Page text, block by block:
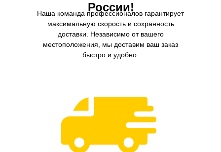
России!
Наша команда профессионалов гарантирует
максимальную скорость и сохранность
доставки. Независимо от вашего
местоположения, мы доставим ваш заказ
быстро и удобно.